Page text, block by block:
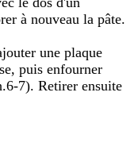
à nouveau la pâte.
une plaque
puis enfourner
7). Retirer ensuite